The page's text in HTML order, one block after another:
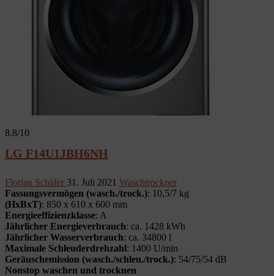
8.8/10
LG F14U1JBH6NH
Florian Schäfer 31. Juli 2021 Waschtrockner
Fassungsvermögen (wasch./trock.): 10,5/7 kg
(HxBxT): 850 x 610 x 600 mm
Energieeffizienzklasse: A
Jährlicher Energieverbrauch: ca. 1428 kWh
Jährlicher Wasserverbrauch: ca. 34800 l
Maximale Schleuderdrehzahl: 1400 U/min
Geräuschemission (wasch./schleu./trock.): 54/75/54 dB
Nonstop waschen und trocknen